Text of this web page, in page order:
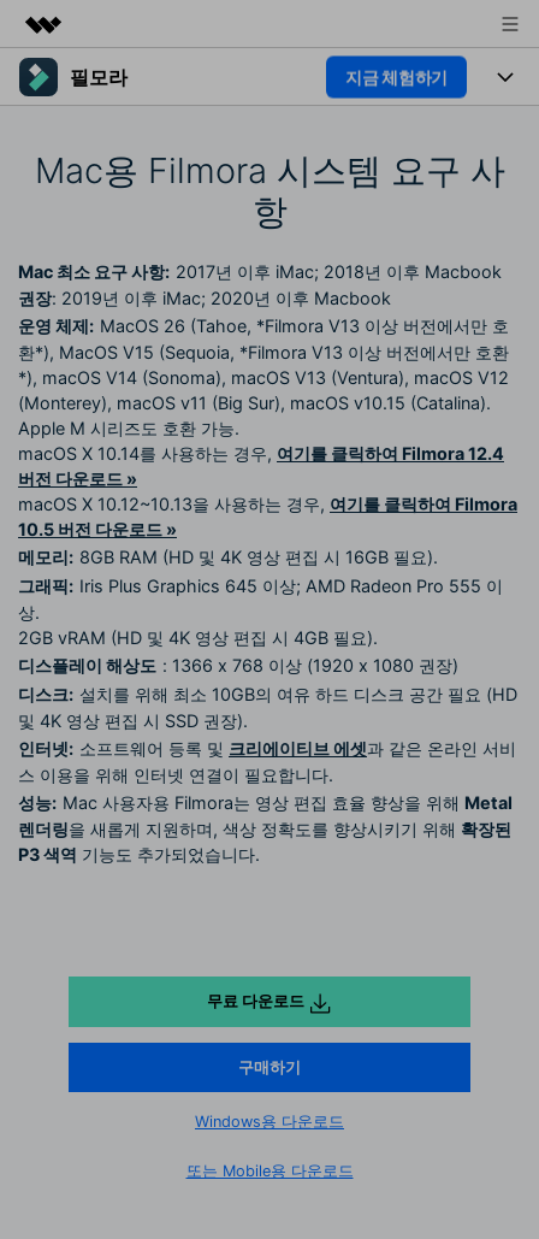
주요 제품
유틸리티
개요
플랜 및 가격
도움말 센터
필모라 지금 체험하기
플랫폼
AI 꿀팁
동영상 편집하기
도움말 센터
고객 지원
핫한 콘텐츠
필모라 정보
더 알아보기
기타 콘텐츠
가격
검색
Mac용 Filmora 시스템 요구 사
항
Mac 최소 요구 사항: 2017년 이후 iMac; 2018년 이후 Macbook
권장: 2019년 이후 iMac; 2020년 이후 Macbook
운영 체제: MacOS 26 (Tahoe, *Filmora V13 이상 버전에서만 호
환*), MacOS V15 (Sequoia, *Filmora V13 이상 버전에서만 호환
*), macOS V14 (Sonoma), macOS V13 (Ventura), macOS V12
(Monterey), macOS v11 (Big Sur), macOS v10.15 (Catalina).
Apple M 시리즈도 호환 가능.
macOS X 10.14를 사용하는 경우, 여기를 클릭하여 Filmora 12.4
버전 다운로드 »
macOS X 10.12~10.13을 사용하는 경우, 여기를 클릭하여 Filmora
10.5 버전 다운로드 »
메모리: 8GB RAM (HD 및 4K 영상 편집 시 16GB 필요).
그래픽: Iris Plus Graphics 645 이상; AMD Radeon Pro 555 이
상.
2GB vRAM (HD 및 4K 영상 편집 시 4GB 필요).
디스플레이 해상도 : 1366 x 768 이상 (1920 x 1080 권장)
디스크: 설치를 위해 최소 10GB의 여유 하드 디스크 공간 필요 (HD
및 4K 영상 편집 시 SSD 권장).
인터넷: 소프트웨어 등록 및 크리에이티브 에셋과 같은 온라인 서비
스 이용을 위해 인터넷 연결이 필요합니다.
성능: Mac 사용자용 Filmora는 영상 편집 효율 향상을 위해 Metal
렌더링을 새롭게 지원하며, 색상 정확도를 향상시키기 위해 확장된
P3 색역 기능도 추가되었습니다.
무료 다운로드
구매하기
Windows용 다운로드
또는 Mobile용 다운로드